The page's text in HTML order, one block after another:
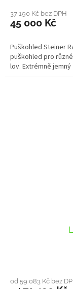
37 190 Kč bez DPH
45 000 Kč
Puškohled Steiner
puškohled pro
lov. Extrémně
od 59 083 Kč bez